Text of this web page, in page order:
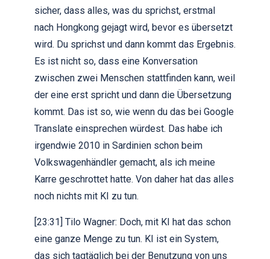
sicher, dass alles, was du sprichst, erstmal
nach Hongkong gejagt wird, bevor es übersetzt
wird. Du sprichst und dann kommt das Ergebnis.
Es ist nicht so, dass eine Konversation
zwischen zwei Menschen stattfinden kann, weil
der eine erst spricht und dann die Übersetzung
kommt. Das ist so, wie wenn du das bei Google
Translate einsprechen würdest. Das habe ich
irgendwie 2010 in Sardinien schon beim
Volkswagenhändler gemacht, als ich meine
Karre geschrottet hatte. Von daher hat das alles
noch nichts mit KI zu tun.
[23:31] Tilo Wagner: Doch, mit KI hat das schon
eine ganze Menge zu tun. KI ist ein System,
das sich tagtäglich bei der Benutzung von uns